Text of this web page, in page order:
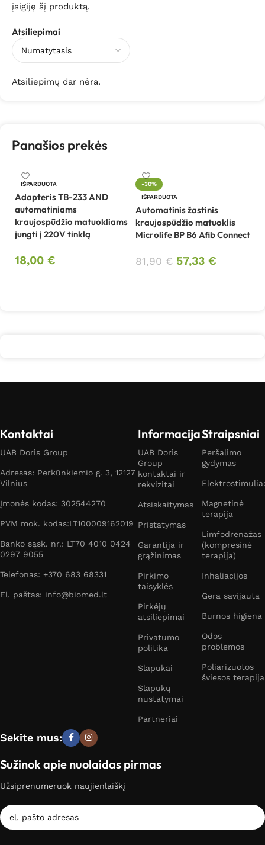
Atsiliepimai
Atsiliepimų dar nėra.
įsigiję šį produktą.
Panašios prekės
IŠPARDUOTA
Adapteris TB-233 AND
automatiniams
kraujospūdžio matuokliams
jungti į 220V tinklą
18,00 €
-30%
IŠPARDUOTA
Automatinis žastinis
kraujospūdžio matuoklis
Microlife BP B6 Afib Connect
81,90€ 57,33 €
Kontaktai
UAB Doris Group
Adresas: Perkūnkiemio g. 3, 12127
Vilnius
Įmonės kodas: 302544270
PVM mok. kodas:LT100009162019
Banko sąsk. nr.: LT70 4010 0424
0297 9055
Telefonas: +370 683 68331
El. paštas: info@biomed.lt
Informacija
UAB Doris
Group
kontaktai ir
rekvizitai
Atsiskaitymas
Pristatymas
Garantija ir
grąžinimas
Pirkimo
taisyklės
Pirkėjų
atsiliepimai
Privatumo
politika
Slapukai
Slapukų
nustatymai
Partneriai
Straipsniai
Peršalimo
gydymas
Magnetinė
terapija
Limfodrenažas
(kompresinė
terapija)
Inhaliacijos
Gera savijauta
Burnos higiena
Odos
problemos
Poliarizuotos
šviesos terapija
Sekite mus:
Sužinok apie nuolaidas pirmas
Užsiprenumeruok naujienlaiškį